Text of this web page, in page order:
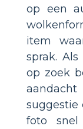
op een
item
sprak.
op zoek
suggestie
foto